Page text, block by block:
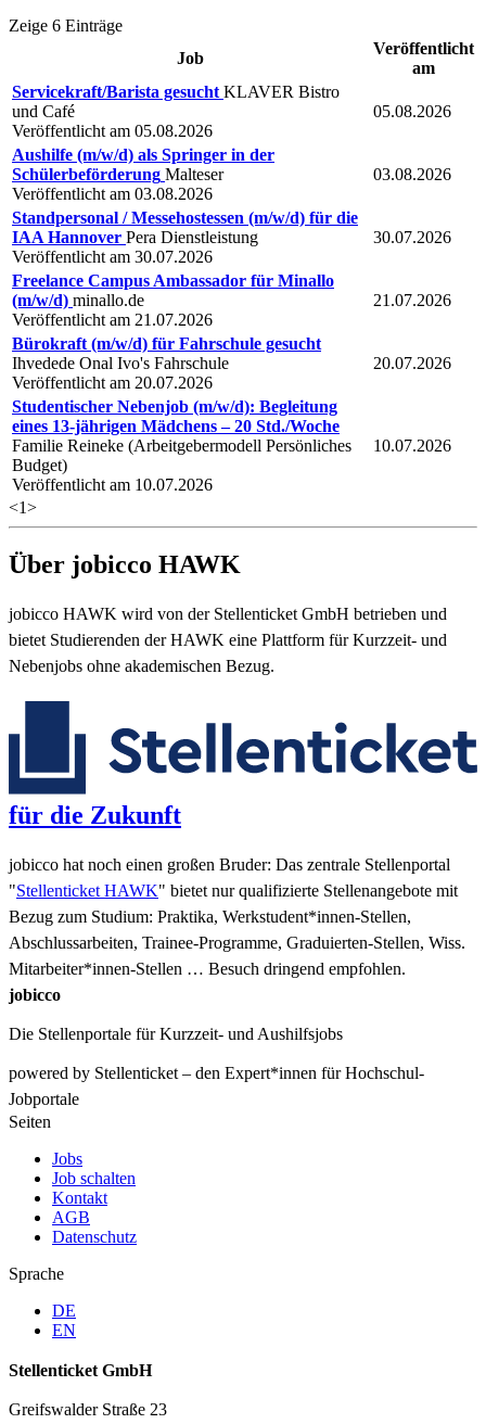
Zeige 6 Einträge
Job
Veröffentlicht
am
Servicekraft/Barista gesucht KLAVER Bistro
und Café
Veröffentlicht am 05.08.2026
05.08.2026
Aushilfe (m/w/d) als Springer in der
Schülerbeförderung Malteser
Veröffentlicht am 03.08.2026
03.08.2026
Standpersonal / Messehostessen (m/w/d) für die
IAA Hannover Pera Dienstleistung
Veröffentlicht am 30.07.2026
30.07.2026
Freelance Campus Ambassador für Minallo
(m/w/d) minallo.de
Veröffentlicht am 21.07.2026
21.07.2026
Bürokraft (m/w/d) für Fahrschule gesucht
Ihvedede Onal Ivo's Fahrschule
Veröffentlicht am 20.07.2026
20.07.2026
Studentischer Nebenjob (m/w/d): Begleitung
eines 13-jährigen Mädchens – 20 Std./Woche
Familie Reineke (Arbeitgebermodell Persönliches
Budget)
Veröffentlicht am 10.07.2026
10.07.2026
<1>
Über jobicco HAWK
jobicco HAWK wird von der Stellenticket GmbH betrieben und
bietet Studierenden der HAWK eine Plattform für Kurzzeit- und
Nebenjobs ohne akademischen Bezug.
für die Zukunft
jobicco hat noch einen großen Bruder: Das zentrale Stellenportal
"Stellenticket HAWK" bietet nur qualifizierte Stellenangebote mit
Bezug zum Studium: Praktika, Werkstudent*innen-Stellen,
Abschlussarbeiten, Trainee-Programme, Graduierten-Stellen, Wiss.
Mitarbeiter*innen-Stellen … Besuch dringend empfohlen.
jobicco
Die Stellenportale für Kurzzeit- und Aushilfsjobs
powered by Stellenticket – den Expert*innen für Hochschul-
Jobportale
Seiten
Jobs
Job schalten
Kontakt
AGB
Datenschutz
Sprache
DE
EN
Stellenticket GmbH
Greifswalder Straße 23